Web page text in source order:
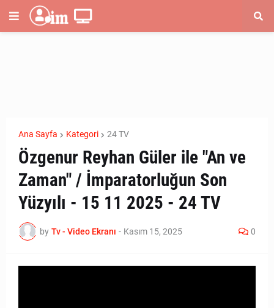
Ana Sayfa Kategori 24 TV
Özgenur Reyhan Güler ile "An ve
Zaman" / İmparatorluğun Son
Yüzyılı - 15 11 2025 - 24 TV
by Tv - Video Ekranı - Kasım 15, 2025 0